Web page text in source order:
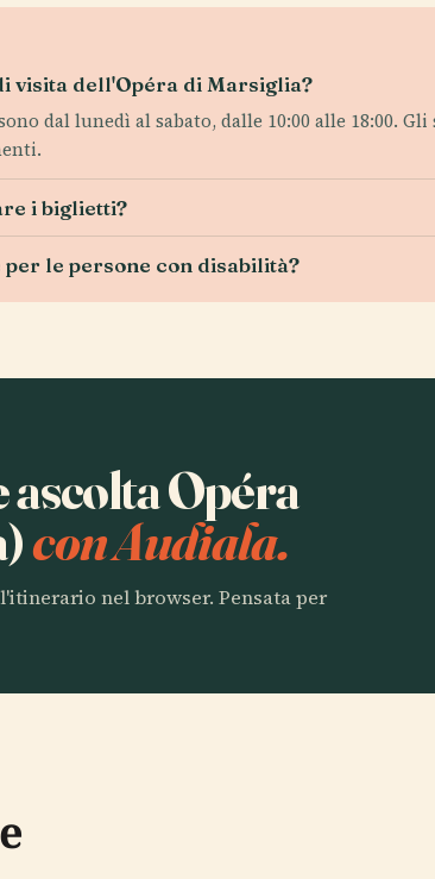
visita dell'Opéra di Marsiglia?
dal lunedì al sabato, dalle 10:00 alle 18:00.
i biglietti?
le persone con disabilità?
ascolta Opéra
con Audiala.
nel browser. Pensata per